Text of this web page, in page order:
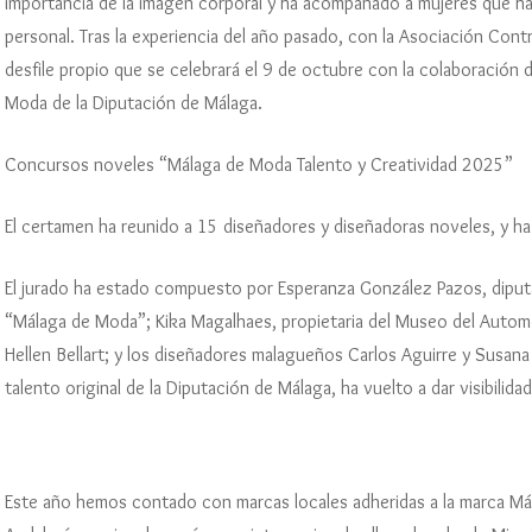
personal. Tras la experiencia del año pasado, con la Asociación
desfile propio que se celebrará el 9 de octubre con la colaboración
Moda de la Diputación de Málaga.
Concursos noveles “Málaga de Moda Talento y Creatividad 2025”
El certamen ha reunido a 15 diseñadores y diseñadoras noveles, y
El jurado ha estado compuesto por Esperanza González Pazos,
“Málaga de Moda”; Kika Magalhaes, propietaria del Museo del
Hellen Bellart; y los diseñadores malagueños Carlos Aguirre y
talento original de la Diputación de Málaga, ha vuelto a dar
Este año hemos contado con marcas locales adheridas a la marca